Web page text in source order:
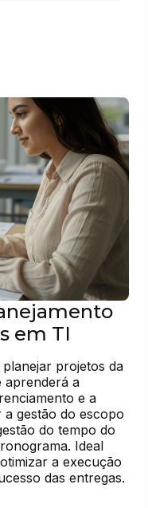
em TI
projetos da
aprenderá a
e a
gestão do escopo
do tempo do
Ideal
a execução
das entregas.